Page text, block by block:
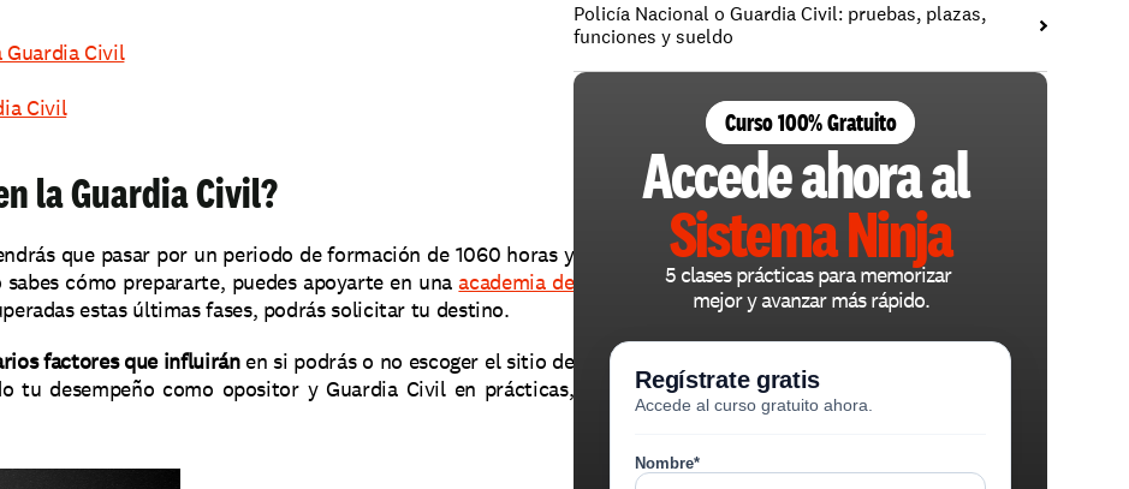
Guardia Civil
Civil
la Guardia Civil?
que pasar por un periodo de formación de 1060 horas y
cómo prepararte, puedes apoyarte en una academia de
estas últimas fases, podrás solicitar tu destino.
factores que influirán en si podrás o no escoger el sitio de
tu desempeño como opositor y Guardia Civil en prácticas,
Policía Nacional o Guardia Civil: pruebas, plazas,
funciones y sueldo
Curso 100% Gratuito
Accede ahora al
Sistema Ninja
5 clases prácticas para memorizar
mejor y avanzar más rápido.
Regístrate gratis
Accede al curso gratuito ahora.
Nombre*